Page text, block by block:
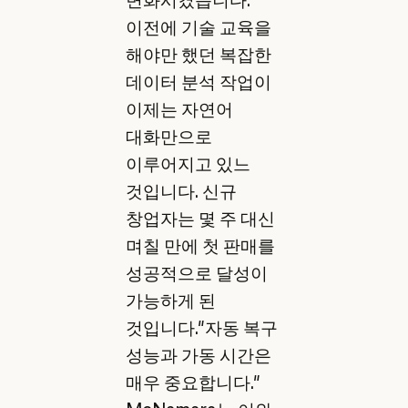
이전에 기술 교육을
해야만 했던 복잡한
데이터 분석 작업이
이제는 자연어
대화만으로
이루어지고 있느
것입니다. 신규
창업자는 몇 주 대신
며칠 만에 첫 판매를
성공적으로 달성이
가능하게 된
것입니다."자동 복구
성능과 가동 시간은
매우 중요합니다."